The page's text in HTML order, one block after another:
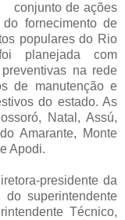
conjunto de ações
fornecimento de
populares do Rio
planejada com
na rede
de manutenção e
do estado. As
Natal, Assú,
Amarante, Monte
Apodi.
presidente da
do superintendente
Técnico,